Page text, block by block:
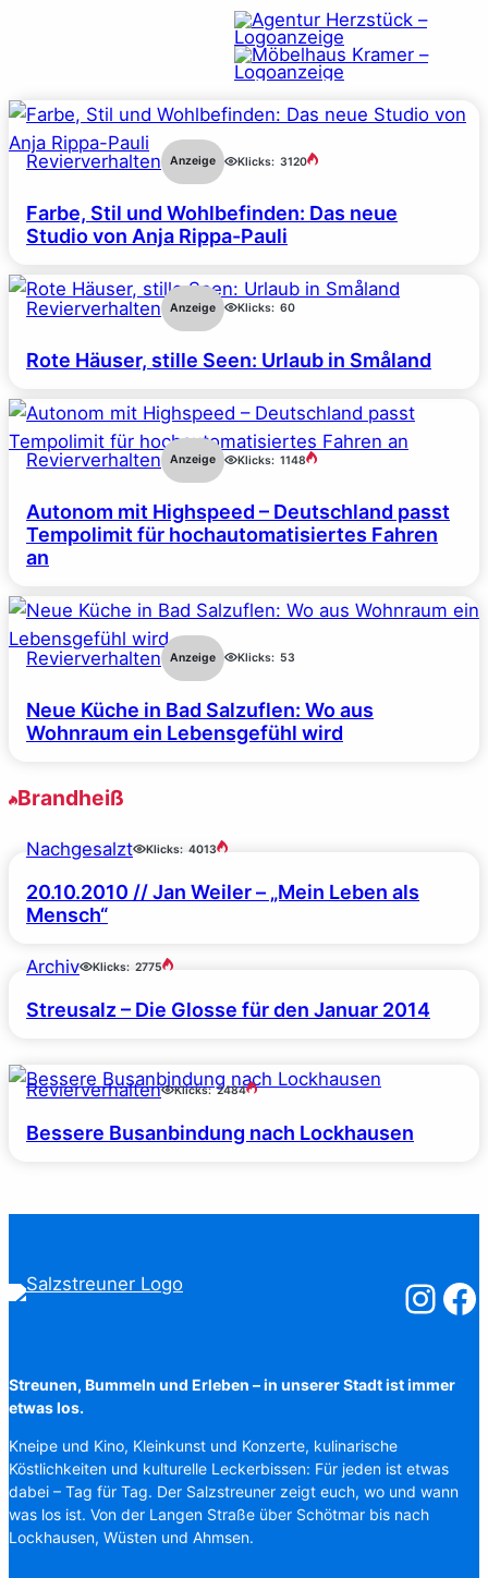
Revierverhalten Anzeige Klicks: 3120
Farbe, Stil und Wohlbefinden: Das neue
Studio von Anja Rippa-Pauli
Revierverhalten Anzeige Klicks: 60
Rote Häuser, stille Seen: Urlaub in Småland
Revierverhalten Anzeige Klicks: 1148
Autonom mit Highspeed – Deutschland passt
Tempolimit für hochautomatisiertes Fahren
an
Revierverhalten Anzeige Klicks: 53
Neue Küche in Bad Salzuflen: Wo aus
Wohnraum ein Lebensgefühl wird
Brandheiß
Nachgesalzt Klicks: 4013
20.10.2010 // Jan Weiler – „Mein Leben als
Mensch“
Archiv Klicks: 2775
Streusalz – Die Glosse für den Januar 2014
Revierverhalten Klicks: 2484
Bessere Busanbindung nach Lockhausen
Streunen, Bummeln und Erleben – in unserer Stadt ist immer
etwas los.
Kneipe und Kino, Kleinkunst und Konzerte, kulinarische
Köstlichkeiten und kulturelle Leckerbissen: Für jeden ist etwas
dabei – Tag für Tag. Der Salzstreuner zeigt euch, wo und wann
was los ist. Von der Langen Straße über Schötmar bis nach
Lockhausen, Wüsten und Ahmsen.